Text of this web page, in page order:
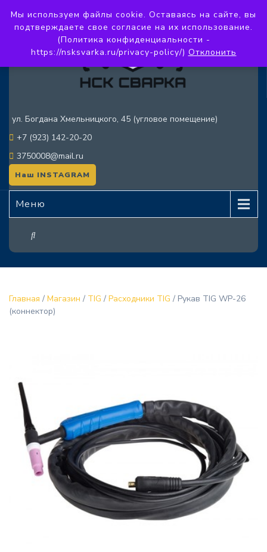
ул. Богдана Хмельницкого, 45 (угловое помещение)
+7 (923) 142-20-20
3750008@mail.ru
Наш INSTAGRAM
Меню
Главная / Магазин / TIG / Расходники TIG / Рукав TIG WP-26
(коннектор)
Мы используем файлы cookie. Оставаясь на сайте, вы
подтверждаете свое согласие на их использование.
(Политика конфиденциальности -
https://nsksvarka.ru/privacy-policy/) Отклонить